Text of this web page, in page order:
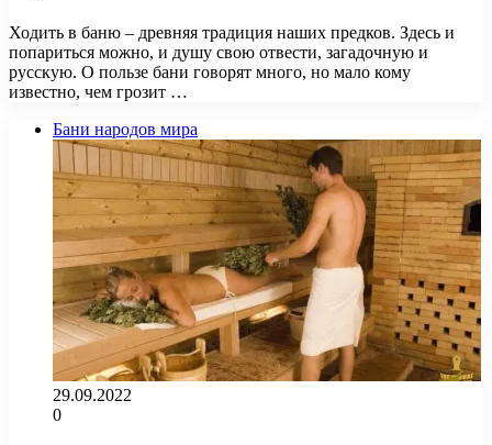
Ходить в баню – древняя традиция наших предков. Здесь и
попариться можно, и душу свою отвести, загадочную и
русскую. О пользе бани говорят много, но мало кому
известно, чем грозит …
Бани народов мира
29.09.2022
0